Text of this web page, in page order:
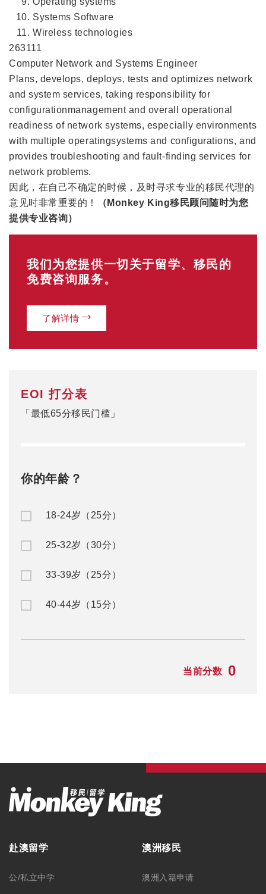
Systems Software
Wireless technologies
263111
Computer Network and Systems Engineer
Plans, develops, deploys, tests and optimizes network
and system services, taking responsibility for
configurationmanagement and overall operational
readiness of network systems, especially environments
with multiple operatingsystems and configurations, and
provides troubleshooting and fault-finding services for
network problems.
因此，在自己不确定的时候，及时寻求专业的移民代理的
意见时非常重要的！
（Monkey King移民顾问随时为您
提供专业咨询）
我们为您提供一切关于留学、移民的
免费咨询服务。
了解详情
EOI 打分表
「最低65分移民门槛」
你的年龄？
18-24岁（25分）
25-32岁（30分）
33-39岁（25分）
40-44岁（15分）
当前分数 0
赴澳留学
公/私立中学
澳洲移民
澳洲入籍申请